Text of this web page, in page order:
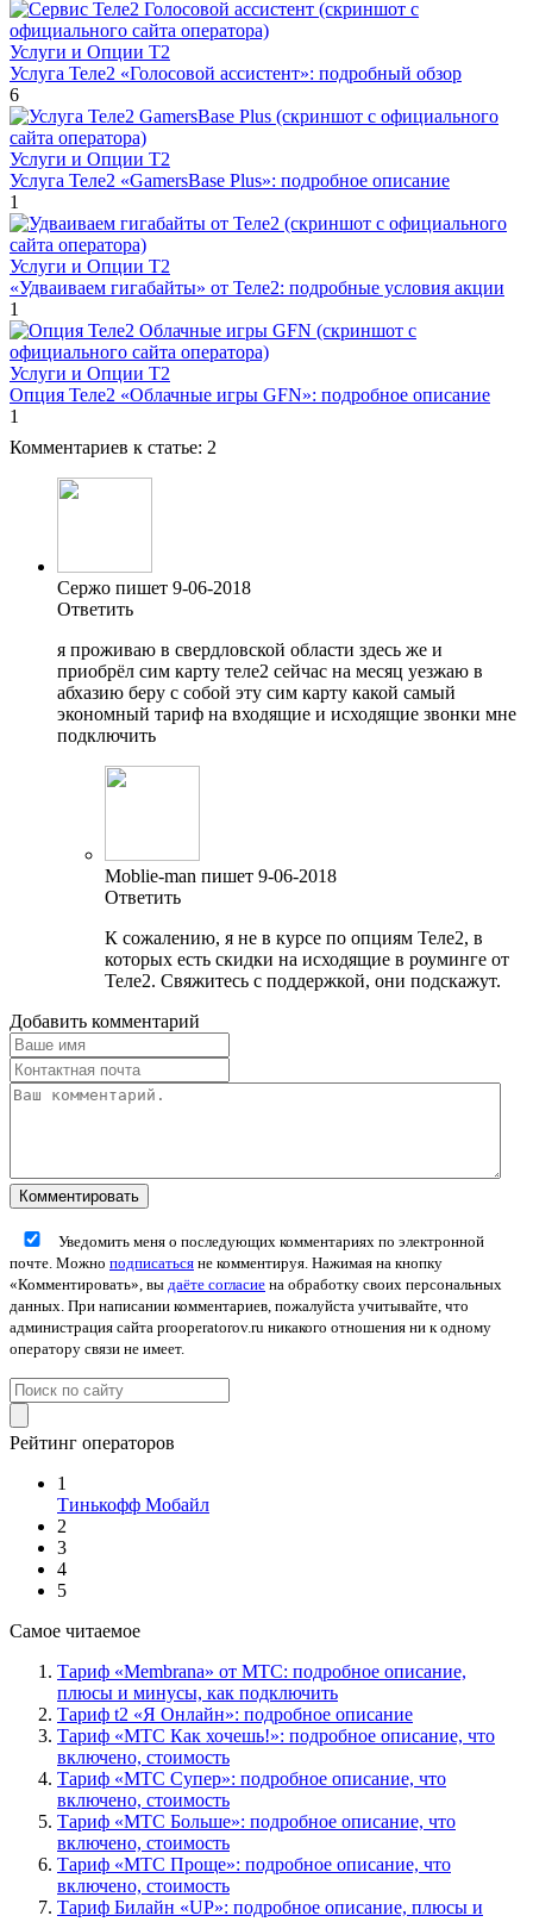
Услуги и Опции T2
Услуга Теле2 «Голосовой ассистент»: подробный обзор
6
Услуги и Опции T2
Услуга Теле2 «GamersBase Plus»: подробное описание
1
Услуги и Опции T2
«Удваиваем гигабайты» от Теле2: подробные условия акции
1
Услуги и Опции T2
Опция Теле2 «Облачные игры GFN»: подробное описание
1
Комментариев к статье: 2
Сержо пишет 9-06-2018
Ответить
я проживаю в свердловской области здесь же и
приобрёл сим карту теле2 сейчас на месяц уезжаю в
абхазию беру с собой эту сим карту какой самый
экономный тариф на входящие и исходящие звонки мне
подключить
Moblie-man пишет 9-06-2018
Ответить
К сожалению, я не в курсе по опциям Теле2, в
которых есть скидки на исходящие в роуминге от
Теле2. Свяжитесь с поддержкой, они подскажут.
Добавить комментарий
Уведомить меня о последующих комментариях по электронной
почте. Можно подписаться не комментируя. Нажимая на кнопку
«Комментировать», вы даёте согласие на обработку своих персональных
данных. При написании комментариев, пожалуйста учитывайте, что
администрация сайта prooperatorov.ru никакого отношения ни к одному
оператору связи не имеет.
Рейтинг операторов
1
Тинькофф Мобайл
2
3
4
5
Самое читаемое
Тариф «Membrana» от МТС: подробное описание,
плюсы и минусы, как подключить
Тариф t2 «Я Онлайн»: подробное описание
Тариф «МТС Как хочешь!»: подробное описание, что
включено, стоимость
Тариф «МТС Супер»: подробное описание, что
включено, стоимость
Тариф «МТС Больше»: подробное описание, что
включено, стоимость
Тариф «МТС Проще»: подробное описание, что
включено, стоимость
Тариф Билайн «UP»: подробное описание, плюсы и